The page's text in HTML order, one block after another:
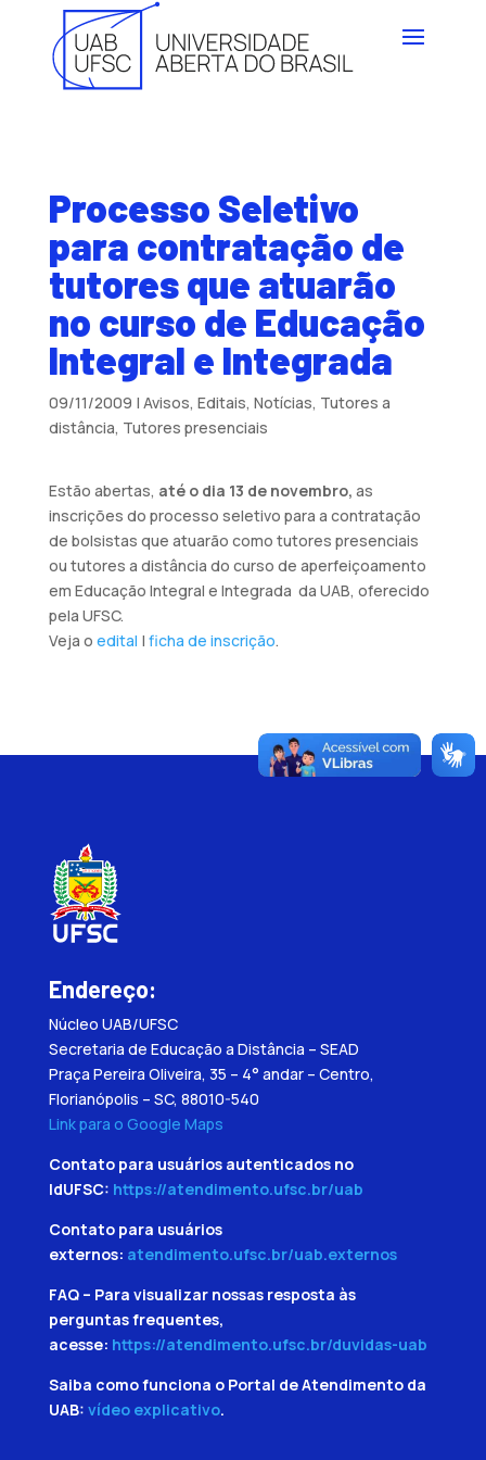
Processo Seletivo
para contratação de
tutores que atuarão
no curso de Educação
Integral e Integrada
09/11/2009 | Avisos, Editais, Notícias, Tutores a
distância, Tutores presenciais
Estão abertas, até o dia 13 de novembro, as
inscrições do processo seletivo para a contratação
de bolsistas que atuarão como tutores presenciais
ou tutores a distância do curso de aperfeiçoamento
em Educação Integral e Integrada da UAB, oferecido
pela UFSC.
Veja o edital | ficha de inscrição.
Endereço:
Núcleo UAB/UFSC
Secretaria de Educação a Distância – SEAD
Praça Pereira Oliveira, 35 – 4° andar – Centro,
Florianópolis – SC, 88010-540
Link para o Google Maps
Contato para usuários autenticados no
IdUFSC: https://atendimento.ufsc.br/uab
Contato para usuários
externos: atendimento.ufsc.br/uab.externos
FAQ – Para visualizar nossas resposta às
perguntas frequentes,
acesse: https://atendimento.ufsc.br/duvidas-uab
Saiba como funciona o Portal de Atendimento da
UAB: vídeo explicativo.